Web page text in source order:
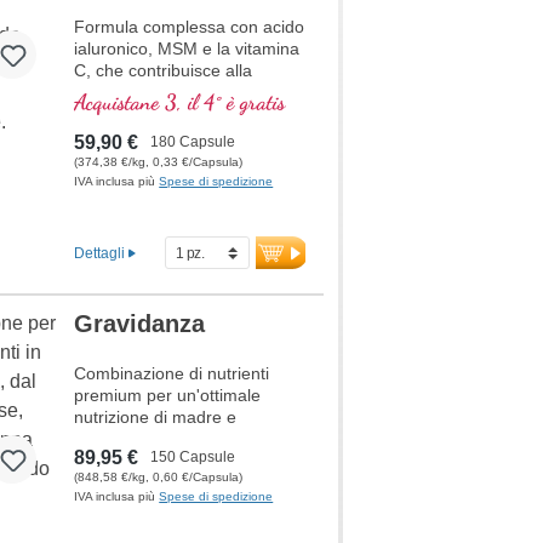
Formula complessa con acido
ialuronico, MSM e la vitamina
C, che contribuisce alla
normale formazione del
collagene per la normale
funzione della cartilaginea.
Per la cura specifica delle
strutture articolari cartilaginea
Acquistane 3, il 4° è gratis
59,90 € 180 Capsule
(374,38 €/kg, 0,33 €/Capsula)
IVA inclusa piùSpese di spedizione
Dettagli
Gravidanza
Combinazione di nutrienti
premium per un'ottimale
nutrizione di madre e
della gravidanza. Contiene
acido folico bioattivo, ferro,
calcio e vitamina D3 per la
89,95 € 150 Capsule
(848,58 €/kg, 0,60 €/Capsula)
IVA inclusa piùSpese di spedizione